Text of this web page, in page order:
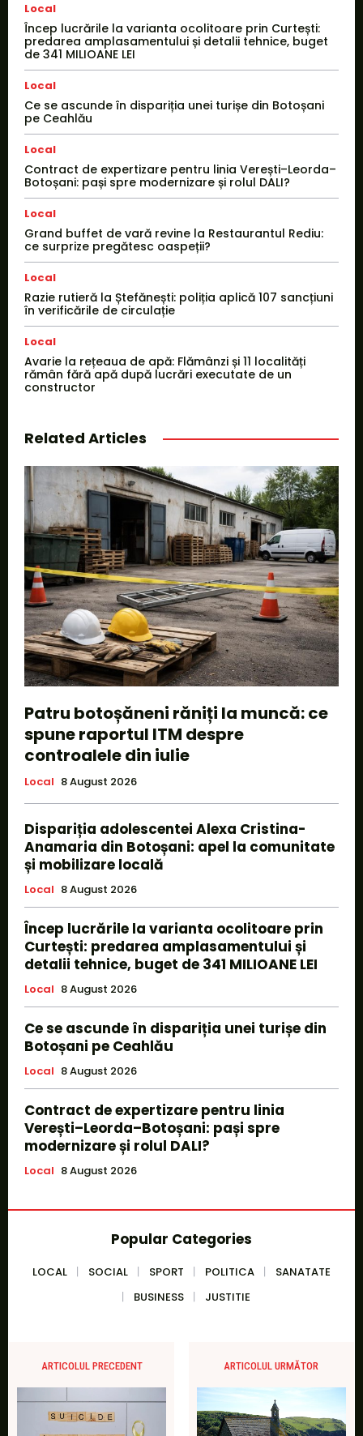
Local
Încep lucrările la varianta ocolitoare prin Curtești:
predarea amplasamentului și detalii tehnice, buget
de 341 MILIOANE LEI
Local
Ce se ascunde în dispariția unei turișe din Botoșani
pe Ceahlău
Local
Contract de expertizare pentru linia Verești–Leorda–
Botoșani: pași spre modernizare și rolul DALI?
Local
Grand buffet de vară revine la Restaurantul Rediu:
ce surprize pregătesc oaspeții?
Local
Razie rutieră la Ștefănești: poliția aplică 107 sancțiuni
în verificările de circulație
Local
Avarie la rețeaua de apă: Flămânzi și 11 localități
rămân fără apă după lucrări executate de un
constructor
Related Articles
Patru botoșăneni răniți la muncă: ce
spune raportul ITM despre
controalele din iulie
Local 8 August 2026
Dispariția adolescentei Alexa Cristina-
Anamaria din Botoșani: apel la comunitate
și mobilizare locală
Local 8 August 2026
Încep lucrările la varianta ocolitoare prin
Curtești: predarea amplasamentului și
detalii tehnice, buget de 341 MILIOANE LEI
Local 8 August 2026
Ce se ascunde în dispariția unei turișe din
Botoșani pe Ceahlău
Local 8 August 2026
Contract de expertizare pentru linia
Verești–Leorda–Botoșani: pași spre
modernizare și rolul DALI?
Local 8 August 2026
Popular Categories
LOCAL SOCIAL SPORT POLITICA
SANATATE
BUSINESS
JUSTITIE
ARTICOLUL PRECEDENT ARTICOLUL URMĂTOR